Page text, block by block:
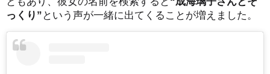
っくり” という声が一緒に出てくることが増えました。